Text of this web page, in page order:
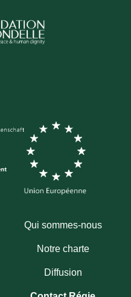
Qui sommes-nous
Notre charte
Diffusion